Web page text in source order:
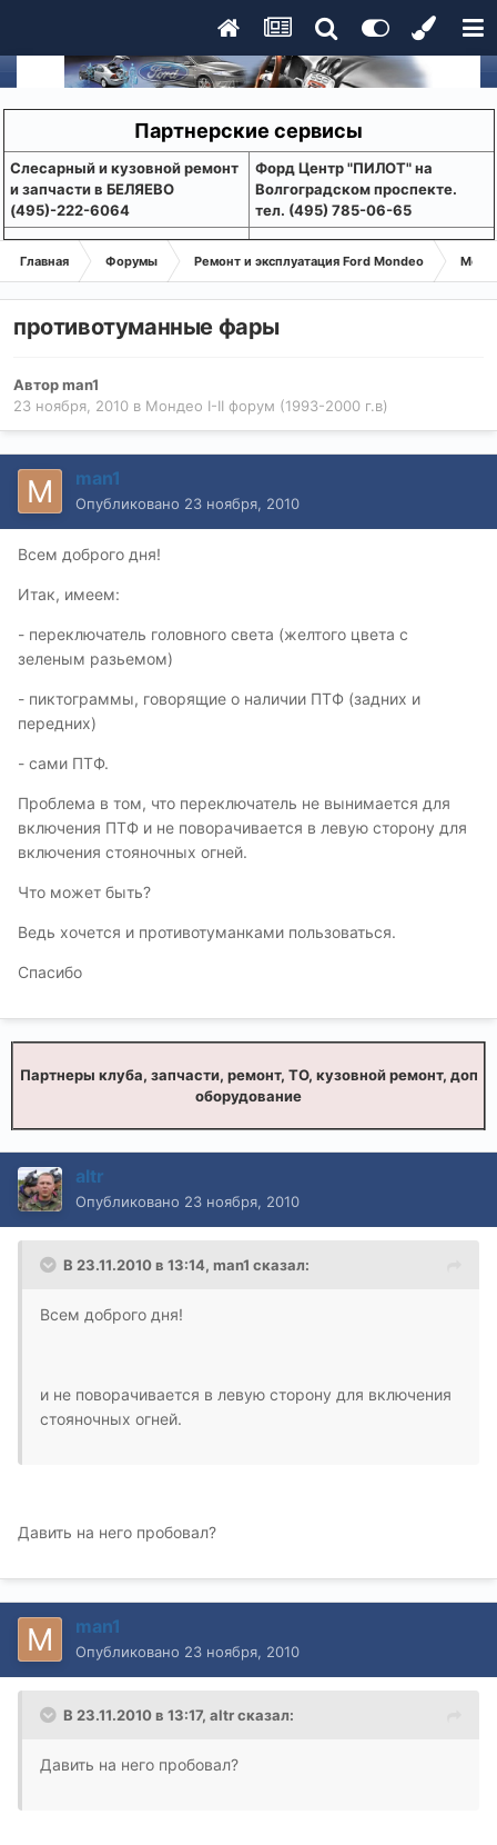
Партнерские сервисы
Слесарный и кузовной ремонт
и запчасти в БЕЛЯЕВО
(495)-222-6064
Форд Центр "ПИЛОТ" на
Волгоградском проспекте.
тел. (495) 785-06-65
Главная Форумы Ремонт и эксплуатация Ford Mondeo
противотуманные фары
Авторman1
23 ноября, 2010 в Мондео I-II форум (1993-2000 г.в)
man1
Опубликовано 23 ноября, 2010
Всем доброго дня!
Итак, имеем:
- переключатель головного света (желтого цвета с
зеленым разьемом)
- пиктограммы, говорящие о наличии ПТФ (задних и
передних)
- сами ПТФ.
Проблема в том, что переключатель не вынимается для
включения ПТФ и не поворачивается в левую сторону для
включения стояночных огней.
Что может быть?
Ведь хочется и противотуманками пользоваться.
Спасибо
Партнеры клуба, запчасти, ремонт, ТО, кузовной ремонт, доп
оборудование
altr
Опубликовано 23 ноября, 2010
В 23.11.2010 в 13:14, man1 сказал:
Всем доброго дня!
и не поворачивается в левую сторону для включения
стояночных огней.
Давить на него пробовал?
man1
Опубликовано 23 ноября, 2010
В 23.11.2010 в 13:17, altr сказал:
Давить на него пробовал?